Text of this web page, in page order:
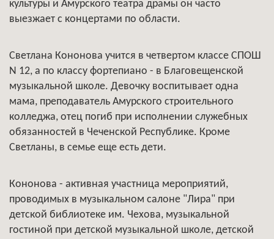
культуры и Амурского театра драмы он часто
выезжает с концертами по области.
Светлана Кононова учится в четвертом классе СПОШ
N 12, а по классу фортепиано - в Благовещенской
музыкальной школе. Девочку воспитывает одна
мама, преподаватель Амурского строительного
колледжа, отец погиб при исполнении служебных
обязанностей в Чеченской Республике. Кроме
Светланы, в семье еще есть дети.
Кононова - активная участница мероприятий,
проводимых в музыкальном салоне "Лира" при
детской библиотеке им. Чехова, музыкальной
гостиной при детской музыкальной школе, детской